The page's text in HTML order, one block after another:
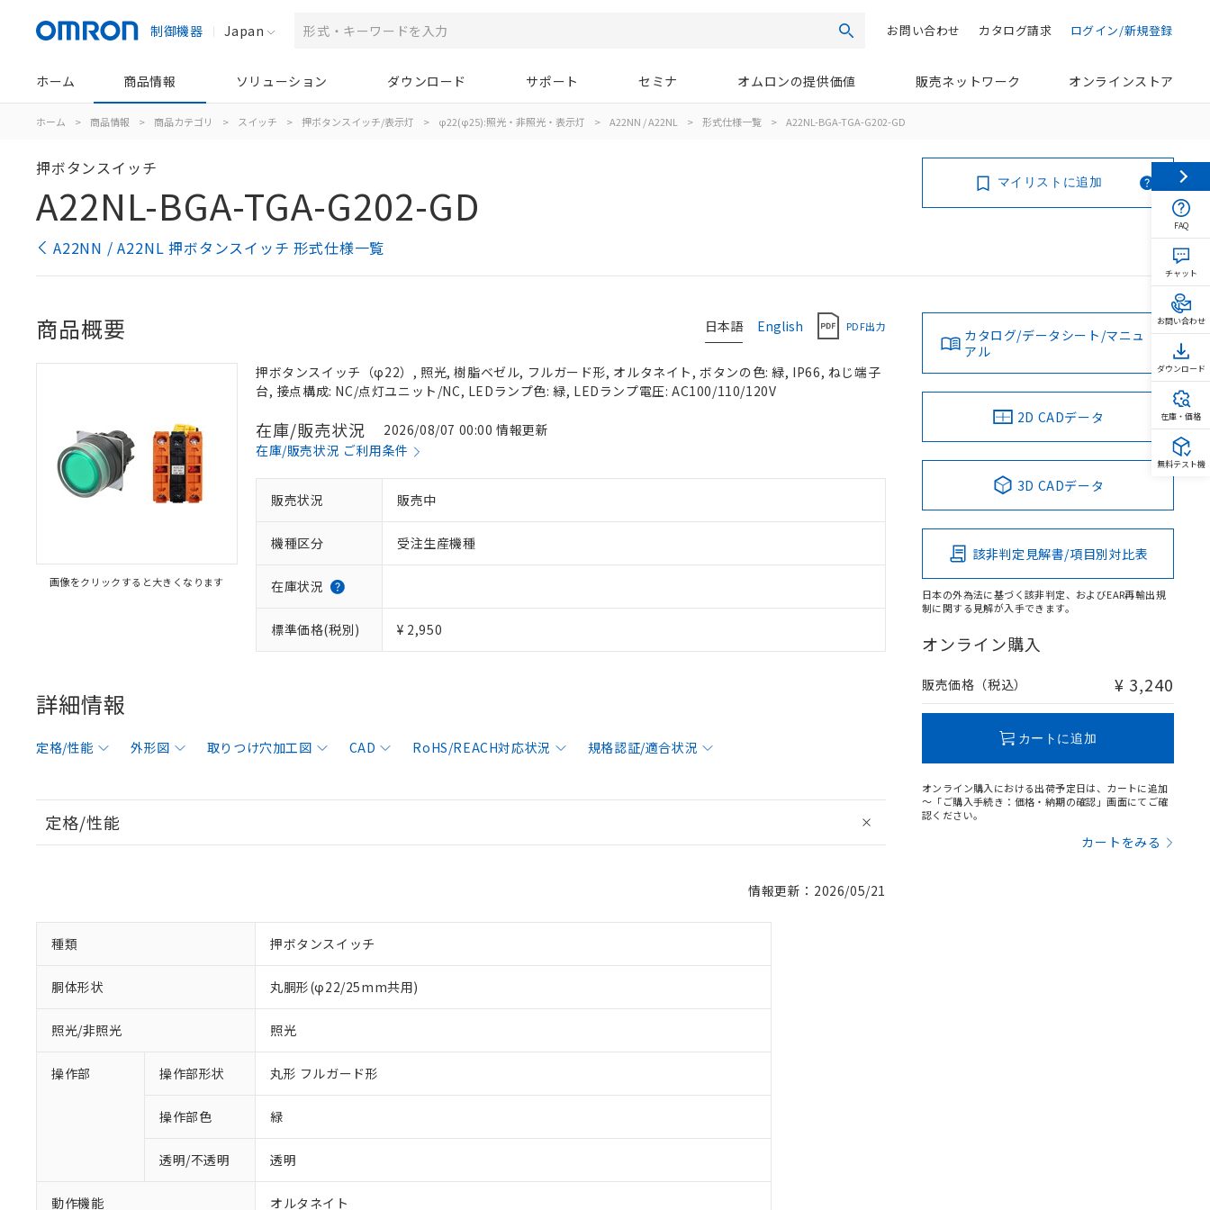
制御機器 Japan 検索 ログイン/新規登録
カタログ請求
お問い合わせ
ホーム 商品情報 ソリューション ダウンロード サポート セミナ オムロンの提供価値 販売ネットワーク オンラインストア
ホーム > 商品情報 > 商品カテゴリ > スイッチ > 押ボタンスイッチ/表示灯 > φ22(φ25):照光・非照光・表示灯 > A22NN / A22NL > 形式仕様一覧 > A22NL-BGA-TGA-G202-GD
押ボタンスイッチ
A22NL-BGA-TGA-G202-GD
A22NN / A22NL 押ボタンスイッチ 形式仕様一覧
マイリストに追加
日本語 English PDF出力
商品概要
画像をクリックすると大きくなります
押ボタンスイッチ（φ22）, 照光, 樹脂ベゼル, フルガード形, オルタネイト, ボタンの色: 緑, IP66, ねじ端子
台, 接点構成: NC/点灯ユニット/NC, LEDランプ色: 緑, LEDランプ電圧: AC100/110/120V
在庫/販売状況
2026/08/07 00:00 情報更新
在庫/販売状況 ご利用条件
販売状況 販売中
機種区分 受注生産機種
在庫状況
標準価格(税別) ¥ 2,950
詳細情報
定格/性能 外形図 取りつけ穴加工図 CAD RoHS/REACH対応状況 規格認証/適合状況
定格/性能
情報更新：2026/05/21
種類 押ボタンスイッチ
胴体形状 丸胴形(φ22/25mm共用)
照光/非照光 照光
操作部 操作部形状 丸形 フルガード形
操作部色 緑
透明/不透明 透明
動作機能 オルタネイト
カタログ/データシート/マニュ
アル
2D CADデータ
3D CADデータ
該非判定見解書/項目別対比表
日本の外為法に基づく該非判定、およびEAR再輸出規
制に関する見解が入手できます。
オンライン購入
販売価格（税込） ¥ 3,240
カートに追加
オンライン購入における出荷予定日は、カートに追加
～「ご購入手続き：価格・納期の確認」画面にてご確
認ください。
カートをみる
FAQ
チャット
お問い合わせ
ダウンロード
在庫・価格
無料テスト機